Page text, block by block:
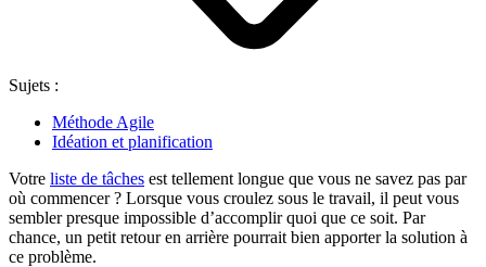
Sujets :
Méthode Agile
Idéation et planification
Votre liste de tâches est tellement longue que vous ne savez pas par
où commencer ? Lorsque vous croulez sous le travail, il peut vous
sembler presque impossible d’accomplir quoi que ce soit. Par
chance, un petit retour en arrière pourrait bien apporter la solution à
ce problème.